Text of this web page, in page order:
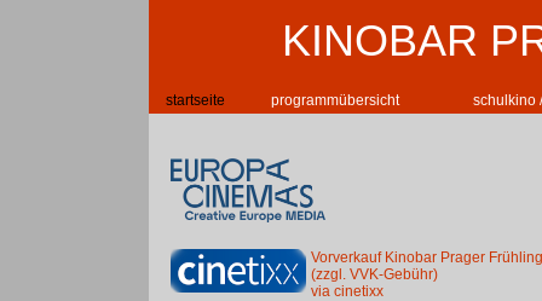
KINOBAR
startseite programmübersicht schulkino
Vorverkauf Kinobar Prager
(zzgl. VVK-Gebühr)
via cinetixx